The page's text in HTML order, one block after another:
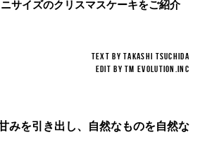
Xmas cakes
キを買っても、少し持て余してしま